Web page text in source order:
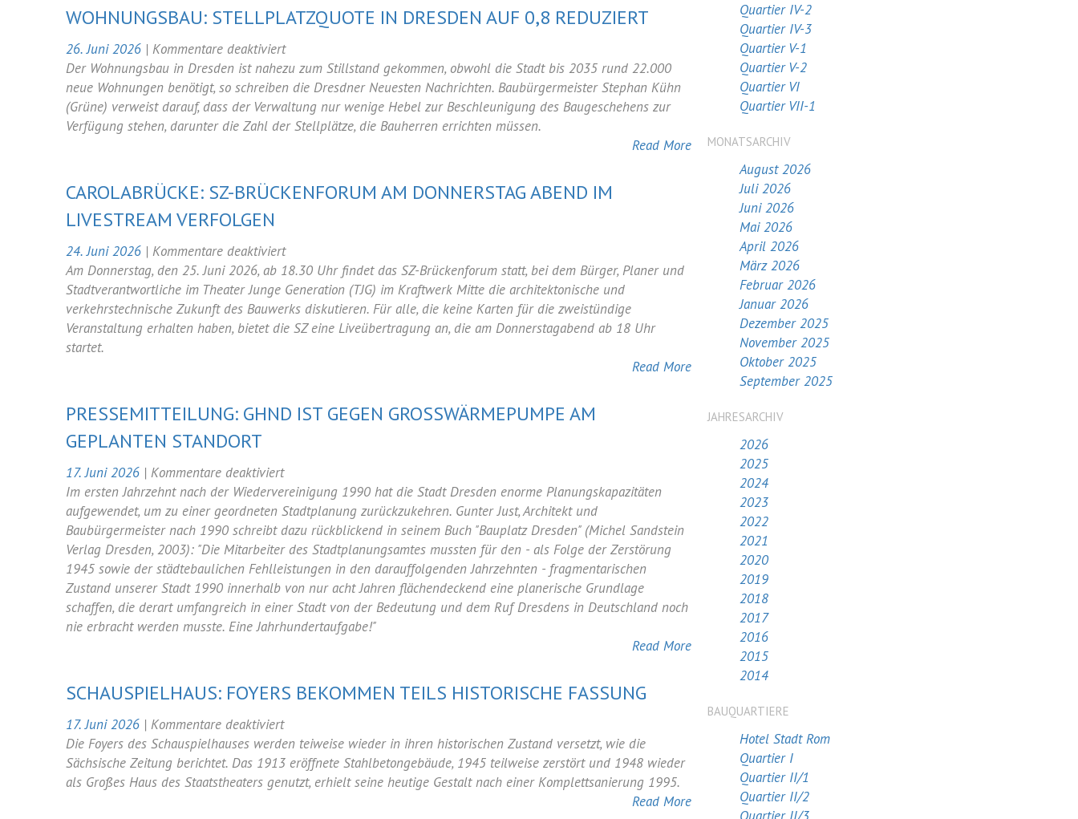
WOHNUNGSBAU: STELLPLATZQUOTE IN DRESDEN AUF 0,8 REDUZIERT
26. Juni 2026 | Kommentare deaktiviertfür
Wohnungsbau:
Stellplatzquote
in
Dresden
reduziert
Der Wohnungsbau in Dresden ist nahezu zum Stillstand gekommen, obwohl die Stadt bis 2035 rund 22.000
neue Wohnungen benötigt, so schreiben die Dresdner Neuesten Nachrichten. Baubürgermeister Stephan Kühn
(Grüne) verweist darauf, dass der Verwaltung nur wenige Hebel zur Beschleunigung des Baugeschehens zur
Verfügung stehen, darunter die Zahl der Stellplätze, die Bauherren errichten müssen.
Read More
CAROLABRÜCKE: SZ-BRÜCKENFORUM AM DONNERSTAG ABEND IM
LIVESTREAM VERFOLGEN
24. Juni 2026 | Kommentare deaktiviertfür
Carolabrücke:
SZ-
Brückenforum
am
Livestream
verfolgen
Am Donnerstag, den 25. Juni 2026, ab 18.30 Uhr findet das SZ-Brückenforum statt, bei dem Bürger, Planer und
Stadtverantwortliche im Theater Junge Generation (TJG) im Kraftwerk Mitte die architektonische und
verkehrstechnische Zukunft des Bauwerks diskutieren. Für alle, die keine Karten für die zweistündige
Veranstaltung erhalten haben, bietet die SZ eine Liveübertragung an, die am Donnerstagabend ab 18 Uhr
startet.
Read More
PRESSEMITTEILUNG: GHND IST GEGEN GROSSWÄRMEPUMPE AM G
EPLANTEN STANDORT
17. Juni 2026 | Kommentare deaktiviertfür
Pressemitteilung:
GHND
ist
gegen
Großwärmepumpe
am
geplanten
Standort
Im ersten Jahrzehnt nach der Wiedervereinigung 1990 hat die Stadt Dresden enorme Planungskapazitäten
aufgewendet, um zu einer geordneten Stadtplanung zurückzukehren. Gunter Just, Architekt und
Baubürgermeister nach 1990 schreibt dazu rückblickend in seinem Buch "Bauplatz Dresden" (Michel Sandstein
Verlag Dresden, 2003): "Die Mitarbeiter des Stadtplanungsamtes mussten für den - als Folge der Zerstörung
1945 sowie der städtebaulichen Fehlleistungen in den darauffolgenden Jahrzehnten - fragmentarischen
Zustand unserer Stadt 1990 innerhalb von nur acht Jahren flächendeckend eine planerische Grundlage
schaffen, die derart umfangreich in einer Stadt von der Bedeutung und dem Ruf Dresdens in Deutschland noch
nie erbracht werden musste. Eine Jahrhundertaufgabe!"
Read More
SCHAUSPIELHAUS: FOYERS BEKOMMEN TEILS HISTORISCHE FASSUNG
17. Juni 2026 | Kommentare deaktiviertfür
Schauspielhaus:
Foyers
bekommen
Die Foyers des Schauspielhauses werden teiweise wieder in ihren historischen Zustand versetzt, wie die
Sächsische Zeitung berichtet. Das 1913 eröffnete Stahlbetongebäude, 1945 teilweise zerstört und 1948 wieder
als Großes Haus des Staatstheaters genutzt, erhielt seine heutige Gestalt nach einer Komplettsanierung 1995.
Read More
Quartier IV-2
Quartier IV-3
Quartier V-1
Quartier V-2
Quartier VI
Quartier VII-1
MONATSARCHIV
August 2026
Juli 2026
Juni 2026
Mai 2026
April 2026
März 2026
Februar 2026
Januar 2026
Dezember 2025
November 2025
Oktober 2025
September 2025
JAHRESARCHIV
2026
2025
2024
2023
2022
2021
2020
2019
2018
2017
2016
2015
2014
BAUQUARTIERE
Hotel Stadt Rom
Quartier I
Quartier II/1
Quartier II/2